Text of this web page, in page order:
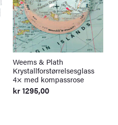
Weems & Plath
Krystallforstørrelsesglass
4× med kompassrose
kr1295,00